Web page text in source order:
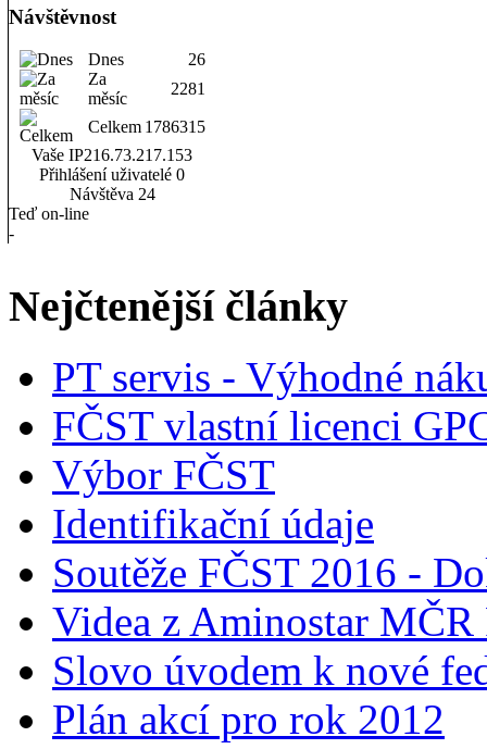
Návštěvnost
Dnes
26
Za
měsíc
2281
Celkem 1786315
Vaše IP216.73.217.153
Přihlášení uživatelé 0
Návštěva 24
Teď on-line
-
Nejčtenější články
PT servis - Výhodné
FČST vlastní licenci
Výbor FČST
Identifikační údaje
Soutěže FČST 2016 -
Videa z Aminostar MČR
Slovo úvodem k nové
Plán akcí pro rok 2012